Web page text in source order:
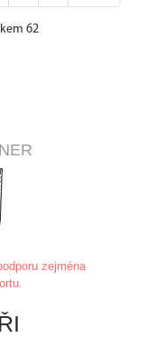
62
zejména